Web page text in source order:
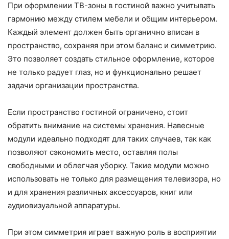
При оформлении ТВ-зоны в гостиной важно учитывать
гармонию между стилем мебели и общим интерьером.
Каждый элемент должен быть органично вписан в
пространство, сохраняя при этом баланс и симметрию.
Это позволяет создать стильное оформление, которое
не только радует глаз, но и функционально решает
задачи организации пространства.
Если пространство гостиной ограничено, стоит
обратить внимание на системы хранения. Навесные
модули идеально подходят для таких случаев, так как
позволяют сэкономить место, оставляя полы
свободными и облегчая уборку. Такие модули можно
использовать не только для размещения телевизора, но
и для хранения различных аксессуаров, книг или
аудиовизуальной аппаратуры.
При этом симметрия играет важную роль в восприятии